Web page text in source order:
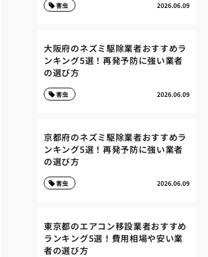
2026.06.09
害虫
大阪府のネズミ駆除業者おすすめラ
ンキング5選！再発予防に強い業者
の選び方
2026.06.09
害虫
京都府のネズミ駆除業者おすすめラ
ンキング5選！再発予防に強い業者
の選び方
2026.06.09
害虫
東京都のエアコン移設業者おすすめ
ランキング5選！費用相場や安い業
者の選び方